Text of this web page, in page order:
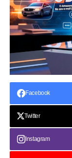
Facebook
Twitter
Instagram